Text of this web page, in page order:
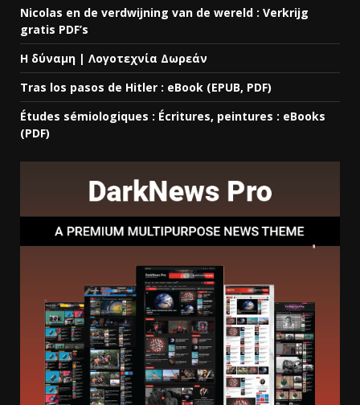
Nicolas en de verdwijning van de wereld : Verkrijg
gratis PDF’s
Η δύναμη | Λογοτεχνία Δωρεάν
Tras los pasos de Hitler : eBook (EPUB, PDF)
Études sémiologiques : Écritures, peintures : eBooks
(PDF)